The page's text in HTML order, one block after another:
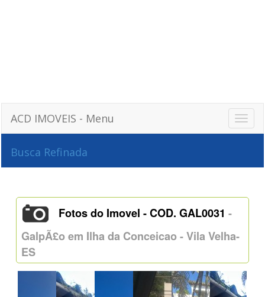
Toggle
ACD IMOVEIS - Menu
Busca Refinada
Fotos do Imovel - COD. GAL0031 -
GalpÃ£o em Ilha da Conceicao - Vila Velha-
ES